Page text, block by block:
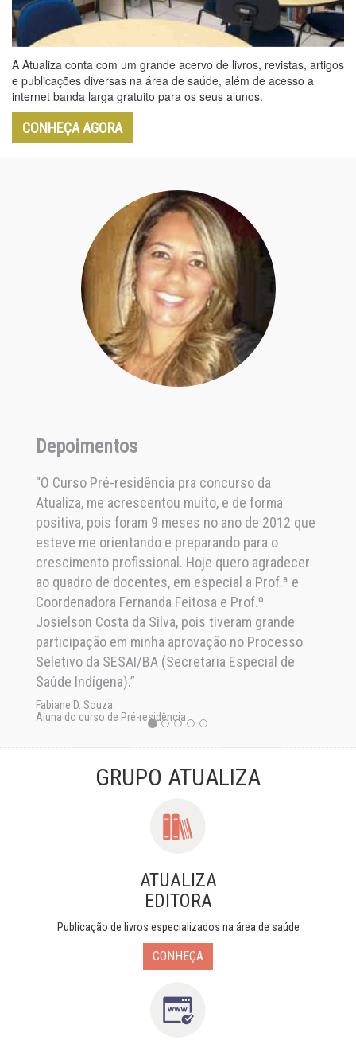
A Atualiza conta com um grande acervo de livros, revistas, artigos
e publicações diversas na área de saúde, além de acesso a
internet banda larga gratuito para os seus alunos.
CONHEÇA AGORA
Depoimentos
“O Curso Pré-residência pra concurso da
Atualiza, me acrescentou muito, e de forma
positiva, pois foram 9 meses no ano de 2012 que
esteve me orientando e preparando para o
crescimento profissional. Hoje quero agradecer
ao quadro de docentes, em especial a Prof.ª e
Coordenadora Fernanda Feitosa e Prof.º
Josielson Costa da Silva, pois tiveram grande
participação em minha aprovação no Processo
Seletivo da SESAI/BA (Secretaria Especial de
Saúde Indígena).”
Fabiane D. Souza
Aluna do curso de Pré-residência
Depoimentos
“Eu estou muito feliz em ser agraciada com o
premio Top of quality Gold Internacional como
gestora da empresa Instituto de Urologia do
Recôncavo, em Santo Antônio de Jesus –
Bahia. Agradeço a ATUALIZA, onde fiz o MBA de
Gestão em Saúde, que norteou lado
empreendedor e foi importante em aprimorar
meus conhecimentos administrativos, em
especial a Paulo Gadas que me incentivou a
persistir e nunca desistir diante das dificuldades
inerentes a empresa.”
Shirley Damasceno
GRUPO ATUALIZA
ATUALIZA
EDITORA
Publicação de livros especializados na área de saúde
CONHEÇA